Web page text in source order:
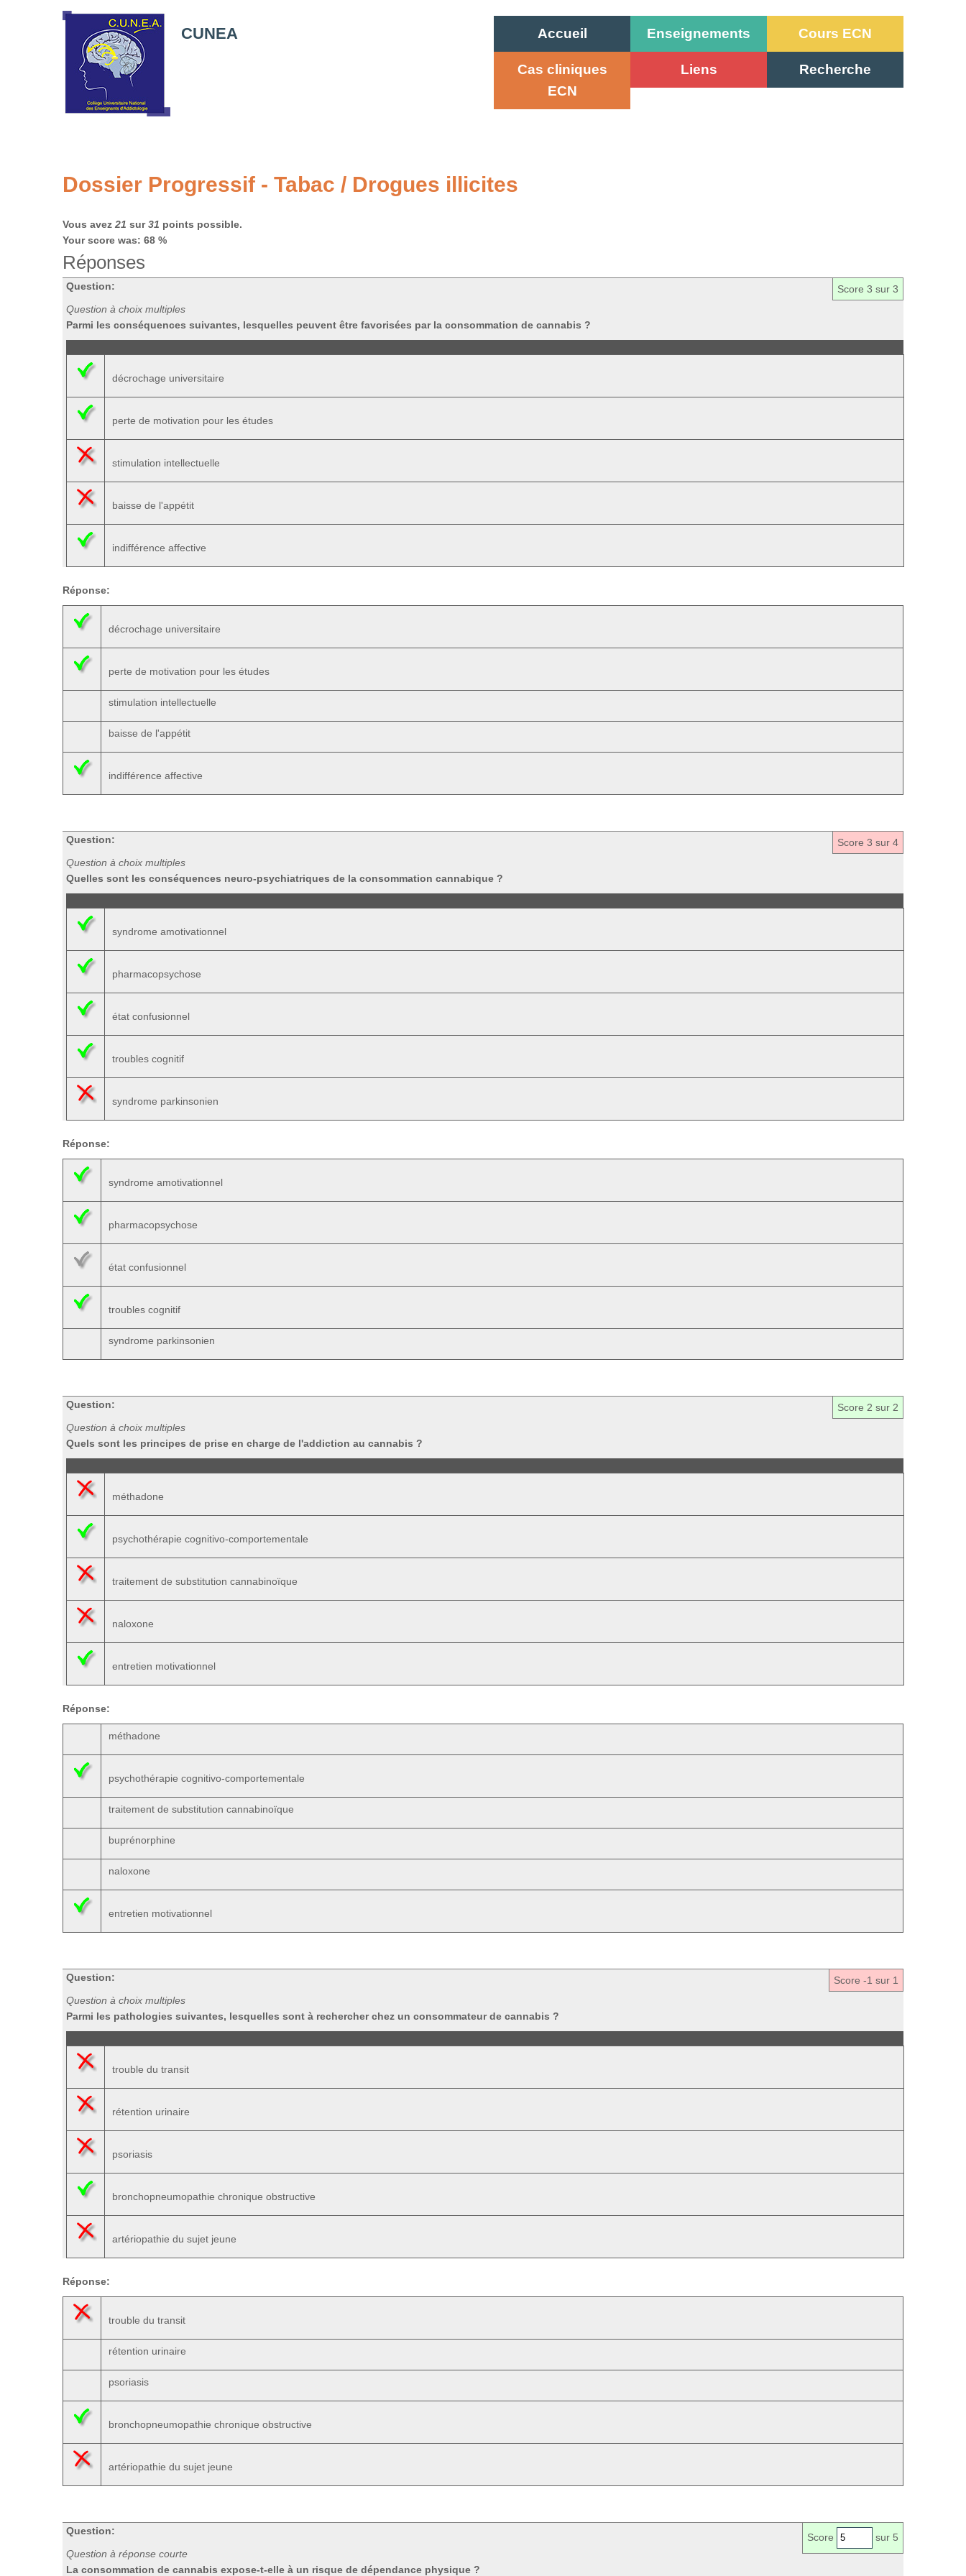
CUNEA Accueil Enseignements Cours ECN
Cas cliniques
ECN
Liens Recherche
Dossier Progressif - Tabac / Drogues illicites
Vous avez 21 sur31 points possible.
Your score was: 68 %
Réponses
Score 3 sur 3
Question:
Question à choix multiples
Parmi les conséquences suivantes, lesquelles peuvent être favorisées par la consommation de cannabis ?
décrochage universitaire
perte de motivation pour les études
stimulation intellectuelle
baisse de l'appétit
indifférence affective
Réponse:
décrochage universitaire
perte de motivation pour les études
stimulation intellectuelle
baisse de l'appétit
indifférence affective
Score 3 sur 4
Question:
Question à choix multiples
Quelles sont les conséquences neuro-psychiatriques de la consommation cannabique ?
syndrome amotivationnel
pharmacopsychose
état confusionnel
troubles cognitif
syndrome parkinsonien
Réponse:
syndrome amotivationnel
pharmacopsychose
état confusionnel
troubles cognitif
syndrome parkinsonien
Score 2 sur 2
Question:
Question à choix multiples
Quels sont les principes de prise en charge de l'addiction au cannabis ?
méthadone
psychothérapie cognitivo-comportementale
traitement de substitution cannabinoïque
naloxone
entretien motivationnel
Réponse:
méthadone
psychothérapie cognitivo-comportementale
traitement de substitution cannabinoïque
buprénorphine
naloxone
entretien motivationnel
Score -1 sur 1
Question:
Question à choix multiples
Parmi les pathologies suivantes, lesquelles sont à rechercher chez un consommateur de cannabis ?
trouble du transit
rétention urinaire
psoriasis
bronchopneumopathie chronique obstructive
artériopathie du sujet jeune
Réponse:
trouble du transit
rétention urinaire
psoriasis
bronchopneumopathie chronique obstructive
artériopathie du sujet jeune
Score sur 5
Question:
Question à réponse courte
La consommation de cannabis expose-t-elle à un risque de dépendance physique ?